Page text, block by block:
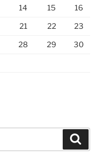
14 15 16
21 22 23
28 29 30